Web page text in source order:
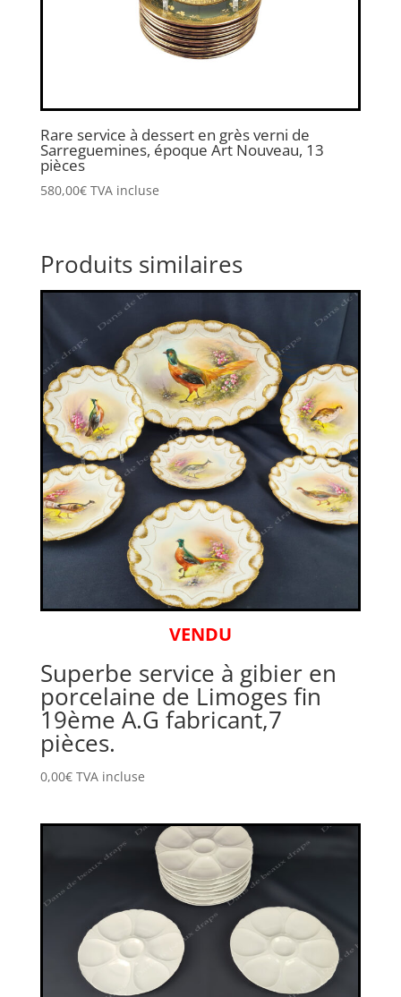
Rare service à dessert en grès verni de
Sarreguemines, époque Art Nouveau, 13
pièces
580,00€ TVA incluse
Produits similaires
VENDU
Superbe service à gibier en
porcelaine de Limoges fin
19ème A.G fabricant,7
pièces.
0,00€ TVA incluse